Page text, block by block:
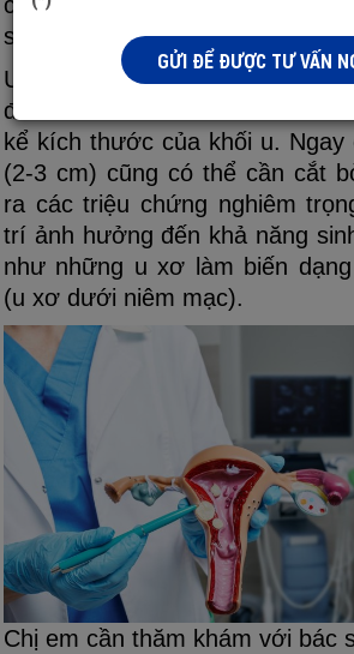
sản.
U xơ gây ra nhiều triệu
đến sức khỏe có thể cần điều
kể kích thước của khối u.
(2-3 cm) cũng có thể cần cắt
ra các triệu chứng nghiêm
trí ảnh hưởng đến khả năng
như những u xơ làm biến
(u xơ dưới niêm mạc).
Chị em cần thăm khám với bác
GỬI ĐỂ ĐƯỢC TƯ